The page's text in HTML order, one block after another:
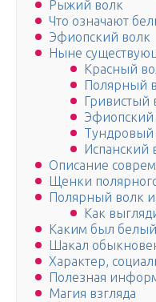
Рыжий волк
Что означают
Эфиопский волк
Ныне
Красный
Полярный
Гривистый
Эфиопский
Тундровый
Испанский
Описание
Щенки
Полярный волк
Как
Каким был
Шакал
Характер,
Полезная
Магия взгляда